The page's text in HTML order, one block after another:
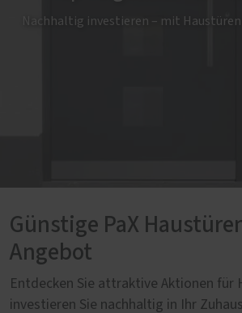
Nachhaltig investieren – mit
Günstige PaX
Angebot
Entdecken Sie attraktive Aktionen für
investieren Sie nachhaltig in Ihr